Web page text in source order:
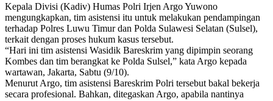
Kepala Divisi (Kadiv) Humas Polri Irjen Argo Yuwono
mengungkapkan, tim asistensi itu untuk melakukan pendampingan
terhadap Polres Luwu Timur dan Polda Sulawesi Selatan (Sulsel),
terkait dengan proses hukum kasus tersebut.
“Hari ini tim asistensi Wasidik Bareskrim yang dipimpin seorang
Kombes dan tim berangkat ke Polda Sulsel,” kata Argo kepada
wartawan, Jakarta, Sabtu (9/10).
Menurut Argo, tim asistensi Bareskrim Polri tersebut bakal bekerja
secara profesional. Bahkan, ditegaskan Argo, apabila nantinya